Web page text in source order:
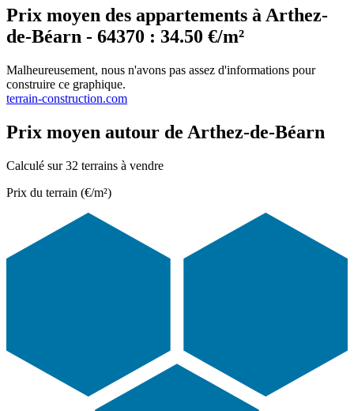
Prix moyen des appartements à Arthez-
de-Béarn - 64370 : 34.50 €/m²
Malheureusement, nous n'avons pas assez d'informations pour
construire ce graphique.
terrain-construction.com
Prix moyen autour de Arthez-de-Béarn
Calculé sur 32 terrains à vendre
Prix du terrain (€/m²)